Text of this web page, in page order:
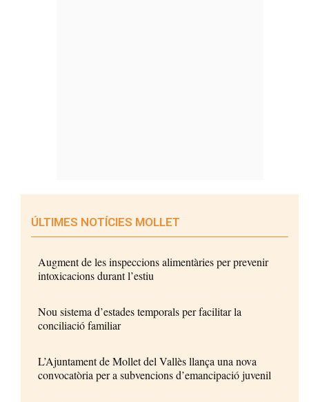
ÚLTIMES NOTÍCIES MOLLET
Augment de les inspeccions alimentàries per prevenir
intoxicacions durant l’estiu
Nou sistema d’estades temporals per facilitar la
conciliació familiar
L’Ajuntament de Mollet del Vallès llança una nova
convocatòria per a subvencions d’emancipació juvenil